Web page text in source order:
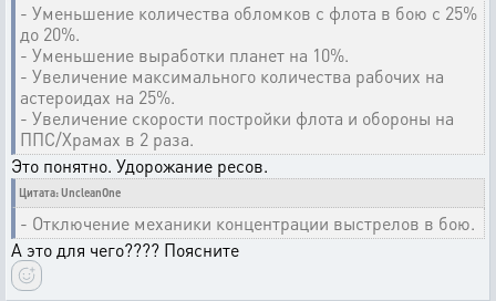
- Уменьшение количества обломков с флота в бою с 25%
до 20%.
- Уменьшение выработки планет на 10%.
- Увеличение максимального количества рабочих на
астероидах на 25%.
- Увеличение скорости постройки флота и обороны на
ППС/Храмах в 2 раза.
Это понятно. Удорожание ресов.
Цитата: UncleanOne
- Отключение механики концентрации выстрелов в бою.
А это для чего???? Поясните